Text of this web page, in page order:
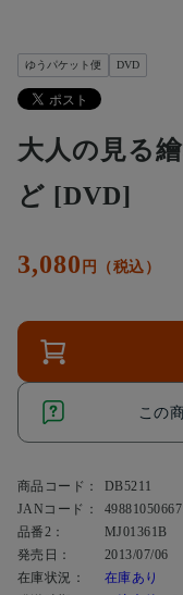
ゆうパケット便 DVD
大人の見る
ど [DVD]
3,080 円（税込）
この
商品コード：
DB5211
JANコード：
品番2：
MJ01361B
発売日：
2013/07/06
在庫状況：
在庫あり